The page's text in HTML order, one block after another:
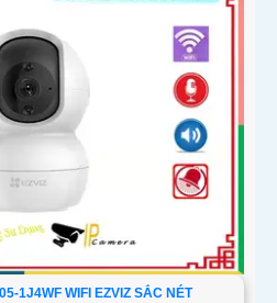
độ phân giải HD IP, sản phẩm
lượng cao, rõ nét
1J4WF WIFI EZVIZ SẮC NÉT